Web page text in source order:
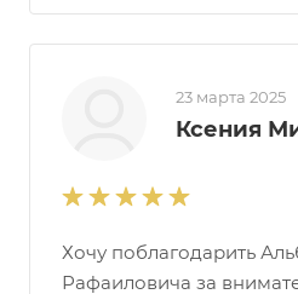
23 марта 2025
Ксения
Хочу поблагодарить
Рафаиловича за